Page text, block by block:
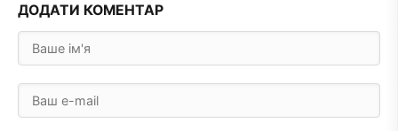
ДОДАТИ КОМЕНТАР